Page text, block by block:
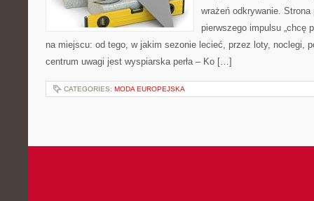
wrażeń odkrywanie.
pierwszego impulsu „chcę
na miejscu: od tego, w jakim sezonie lecieć, przez loty, noclegi,
centrum uwagi jest wyspiarska perła – Ko […]
CATEGORIES: MODA EUROPEJSKA